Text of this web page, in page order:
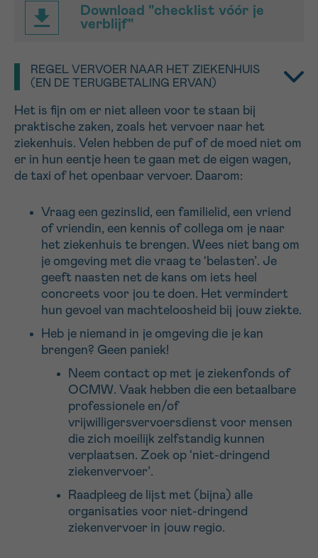
Download "checklist vóór je
verblijf"
REGEL VERVOER NAAR HET ZIEKENHUIS
(EN DE TERUGBETALING ERVAN)
Het is fijn om er niet alleen voor te staan bij
praktische zaken, zoals het vervoer naar het
ziekenhuis. Velen hebben de puf of de moed niet om
er in hun eentje heen te gaan met de eigen wagen,
de taxi of het openbaar vervoer. Daarom:
Vraag een gezinslid, een familielid, een vriend
of vriendin, een kennis of collega om je naar
het ziekenhuis te brengen. Wees niet bang om
je omgeving met die vraag te ‘belasten’. Je
geeft naasten net de kans om iets heel
concreets voor jou te doen. Het vermindert
hun gevoel van machteloosheid bij jouw ziekte.
Heb je niemand in je omgeving die je kan
brengen? Geen paniek!
Neem contact op met je ziekenfonds of
OCMW. Vaak hebben die een betaalbare
professionele en/of
vrijwilligersvervoersdienst voor mensen
die zich moeilijk zelfstandig kunnen
verplaatsen. Zoek op ‘niet-dringend
ziekenvervoer’.
Raadpleeg de lijst met (bijna) alle
organisaties voor niet-dringend
ziekenvervoer in jouw regio.
MIJN VRAAG
Ja, stuur mij de nieuwsbrief
Ik aanvaard degebruiksvoorwaarden
*VERPLICHT VELD
Sturen
Verder